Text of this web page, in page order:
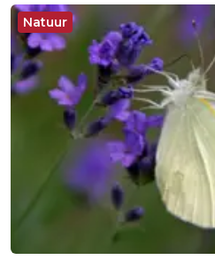
Natuur